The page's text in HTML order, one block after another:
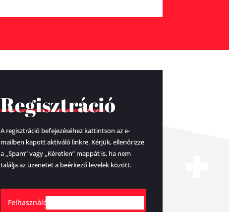
Regisztráció
A regisztráció befejezéséhez kattintson az e-
mailben kapott aktiváló linkre. Kérjük, ellenőrizze
a „Spam” vagy „Kéretlen” mappát is, ha nem
találja az üzenetet a beérkező levelek között.
Felhasználónév